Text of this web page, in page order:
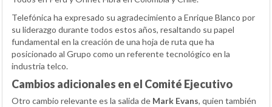
Telefónica ha expresado su agradecimiento a Enrique Blanco por
su liderazgo durante todos estos años, resaltando su papel
fundamental en la creación de una hoja de ruta que ha
posicionado al Grupo como un referente tecnológico en la
industria telco.
Cambios adicionales en el Comité Ejecutivo
Otro cambio relevante es la salida de Mark Evans, quien también